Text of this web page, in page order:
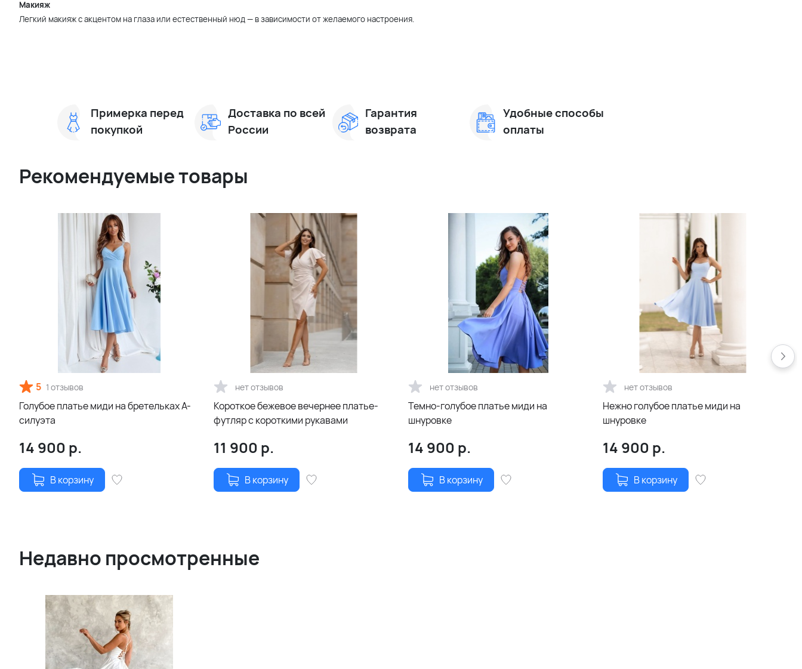
+14 900 р.
Белое длинное атласное
вечернее платье-футляр на
тонких бретельках
Белое платье миди с
рукавами и юбкой А-силуэта
+14 900 р.
Белое вечернее платье с
разрезами по ногам
Макияж
Легкий макияж с акцентом на глаза или естественный нюд — в зависимости от желаемого настроения.
Примерка перед
покупкой
Доставка по всей
России
Гарантия
возврата
Удобные способы
оплаты
Рекомендуемые товары
5 1 отзывов
Голубое платье миди на бретельках А-
силуэта
14 900 р.
В корзину
нет отзывов
Короткое бежевое вечернее платье-
футляр с короткими рукавами
11 900 р.
В корзину
нет отзывов
Темно-голубое платье миди на
шнуровке
14 900 р.
В корзину
нет отзывов
Нежно голубое платье миди на
шнуровке
14 900 р.
В корзину
Недавно просмотренные